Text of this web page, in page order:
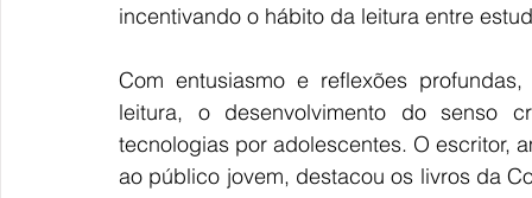
incentivando o hábito da leitura entre
Com entusiasmo e reflexões
leitura, o desenvolvimento do senso
tecnologias por adolescentes. O escritor,
ao público jovem, destacou os livros da